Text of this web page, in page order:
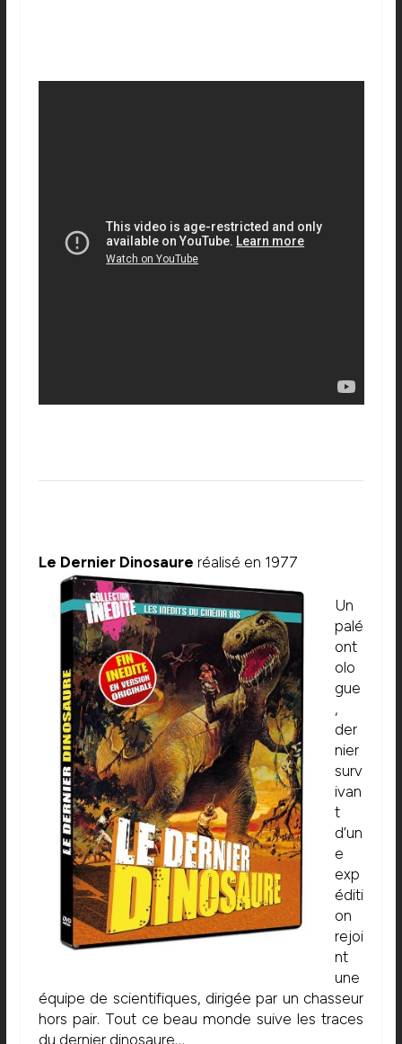
Le Dernier Dinosaure réalisé en 1977
Un
palé
ont
olo
gue
,
der
nier
surv
ivan
t
d’un
e
exp
éditi
on
rejoi
nt
une
équipe de scientifiques, dirigée par un chasseur
hors pair. Tout ce beau monde suive les traces
du dernier dinosaure…